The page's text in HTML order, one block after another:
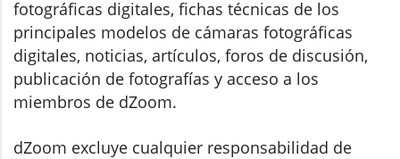
fotográficas digitales, fichas técnicas de los
principales modelos de cámaras fotográficas
digitales, noticias, artículos, foros de discusión,
publicación de fotografías y acceso a los
miembros de dZoom.
dZoom excluye cualquier responsabilidad de